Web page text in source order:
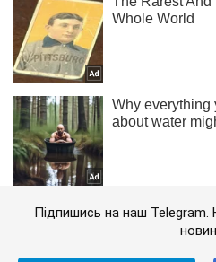
Підпишись на наш Telegram.